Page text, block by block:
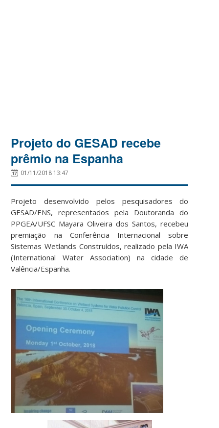
Projeto do GESAD recebe
prêmio na Espanha
01/11/2018 13:47
Projeto desenvolvido pelos pesquisadores do
GESAD/ENS, representados pela Doutoranda do
PPGEA/UFSC Mayara Oliveira dos Santos, recebeu
premiação na Conferência Internacional sobre
Sistemas Wetlands Construídos, realizado pela IWA
(International Water Association) na cidade de
Valência/Espanha.